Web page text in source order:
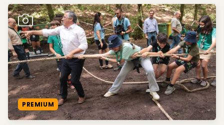
PREMIUM